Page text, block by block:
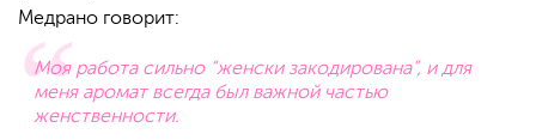
Медрано говорит:
Моя работа сильно “женски закодирована”, и для
меня аромат всегда был важной частью
женственности.